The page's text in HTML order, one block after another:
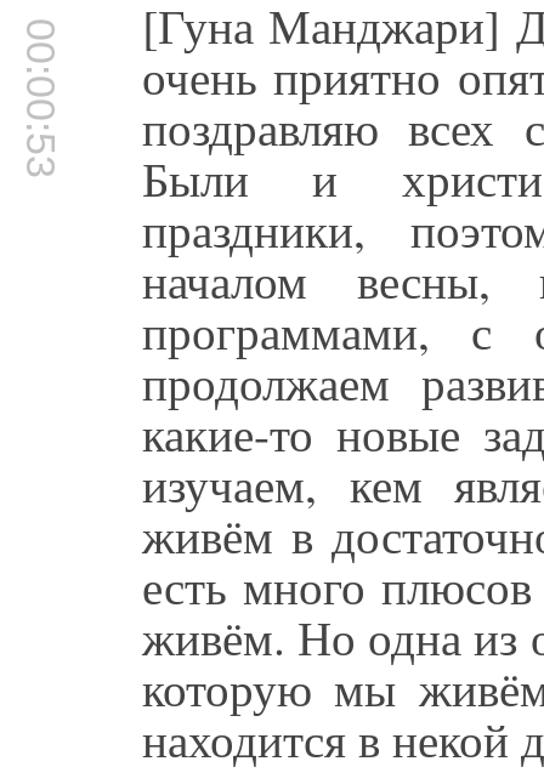
00:00:53 [Гуна Манджари]
очень приятно
поздравляю всех
Были и
праздники,
началом
программами, с
продолжаем
какие-то новые
изучаем, кем
живём в
есть много
живём. Но одна из
которую мы
находится в некой